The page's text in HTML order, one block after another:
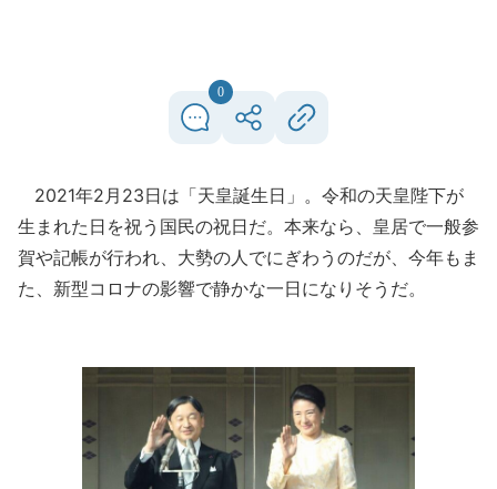
0
2021年2月23日は「天皇誕生日」。令和の天皇陛下が
生まれた日を祝う国民の祝日だ。本来なら、皇居で一般参
賀や記帳が行われ、大勢の人でにぎわうのだが、今年もま
た、新型コロナの影響で静かな一日になりそうだ。